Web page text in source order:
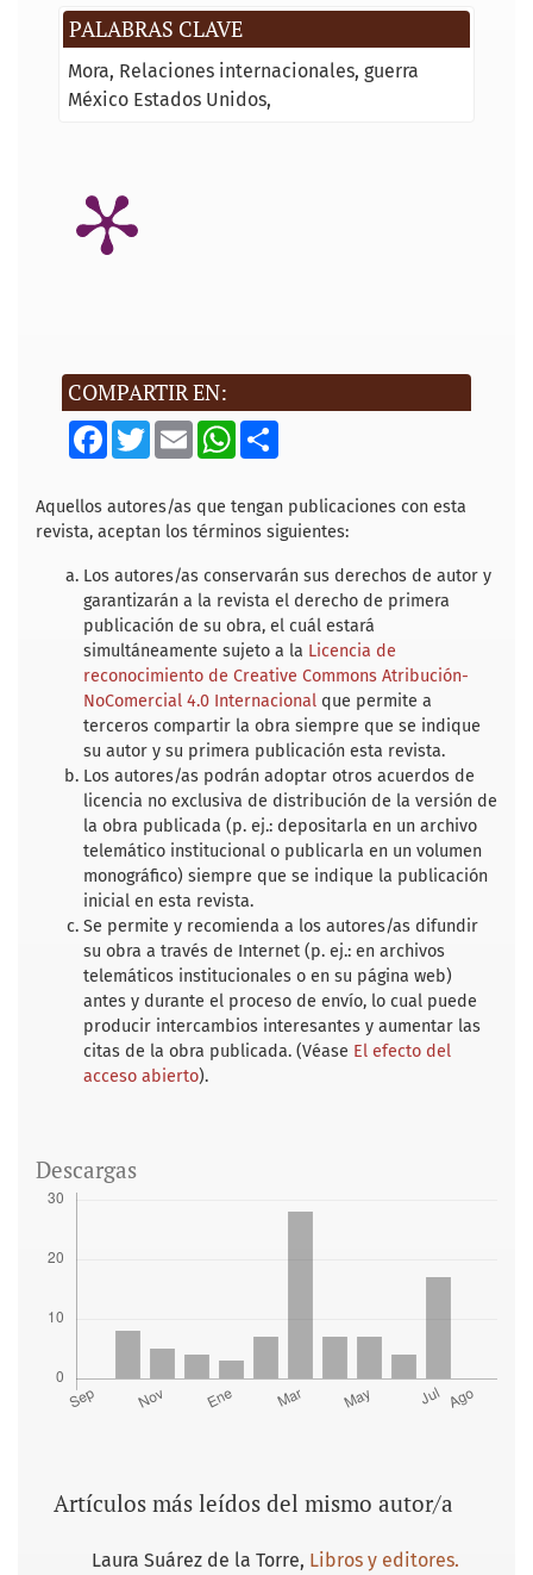
PALABRAS CLAVE
Mora Relaciones internacionales guerra
México Estados Unidos
COMPARTIR EN:
F
a
b
o
o
T
w
t
e
r
E
m
l
W
s
A
p
S
e
Aquellos autores/as que tengan publicaciones con esta
revista, aceptan los términos siguientes:
Los autores/as conservarán sus derechos de autor y
garantizarán a la revista el derecho de primera
publicación de su obra, el cuál estará
simultáneamente sujeto a la Licencia de
reconocimiento de Creative Commons Atribución-
NoComercial 4.0 Internacional que permite a
terceros compartir la obra siempre que se indique
su autor y su primera publicación esta revista.
Los autores/as podrán adoptar otros acuerdos de
licencia no exclusiva de distribución de la versión de
la obra publicada (p. ej.: depositarla en un archivo
telemático institucional o publicarla en un volumen
monográfico) siempre que se indique la publicación
inicial en esta revista.
Se permite y recomienda a los autores/as difundir
su obra a través de Internet (p. ej.: en archivos
telemáticos institucionales o en su página web)
antes y durante el proceso de envío, lo cual puede
producir intercambios interesantes y aumentar las
citas de la obra publicada. (Véase El efecto del
acceso abierto).
Descargas
Artículos más leídos del mismo autor/a
Laura Suárez de la Torre, Libros y editores.